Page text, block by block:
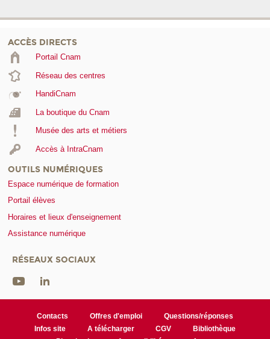
ACCÈS DIRECTS
Portail Cnam
Réseau des centres
HandiCnam
La boutique du Cnam
Musée des arts et métiers
Accès à IntraCnam
OUTILS NUMÉRIQUES
Espace numérique de formation
Portail élèves
Horaires et lieux d'enseignement
Assistance numérique
RÉSEAUX SOCIAUX
Contacts Offres d'emploi
Questions/réponses
Infos site
A télécharger CGV
Bibliothèque